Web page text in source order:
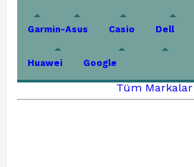
Garmin-Asus Casio Dell
Huawei Google
Tüm Markalar